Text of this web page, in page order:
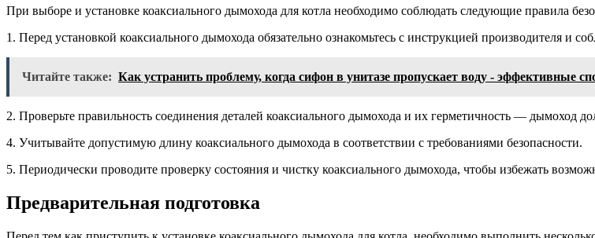
При выборе и установке коаксиального дымохода для котла необходимо соблюдать следующие правила
1. Перед установкой коаксиального дымохода обязательно ознакомьтесь с инструкцией производителя и
Читайте также: Как устранить проблему, когда сифон в унитазе пропускает воду - эффективные
2. Проверьте правильность соединения деталей коаксиального дымохода и их герметичность — дымоход
4. Учитывайте допустимую длину коаксиального дымохода в соответствии с требованиями безопасности.
5. Периодически проводите проверку состояния и чистку коаксиального дымохода, чтобы избежать
Предварительная подготовка